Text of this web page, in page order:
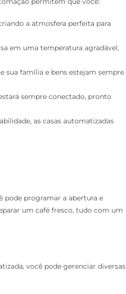
a atmosfera perfeita para
em uma temperatura agradável,
sua família e bens estejam sempre
sempre conectado, pronto
as casas automatizadas
pode programar a abertura e
um café fresco, tudo com um
você pode gerenciar diversas